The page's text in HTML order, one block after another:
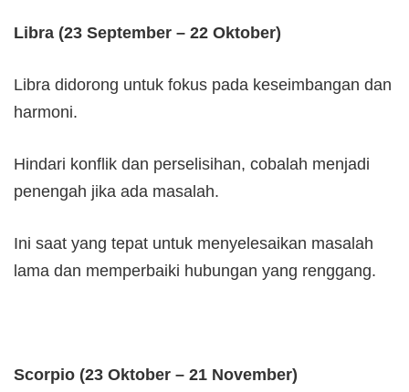
Libra (23 September – 22 Oktober)
Libra didorong untuk fokus pada keseimbangan dan
harmoni.
Hindari konflik dan perselisihan, cobalah menjadi
penengah jika ada masalah.
Ini saat yang tepat untuk menyelesaikan masalah
lama dan memperbaiki hubungan yang renggang.
Scorpio (23 Oktober – 21 November)